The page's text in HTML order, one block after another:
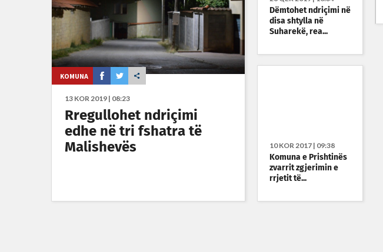
KOMUNA
13 KOR 2019 | 08:23
Rregullohet ndriçimi
edhe në tri fshatra të
Malishevës
Dëmtohet ndriçimi në
disa shtylla në
Suharekë, rea...
10 KOR 2017 | 09:38
Komuna e Prishtinës
zvarrit zgjerimin e
rrjetit të...